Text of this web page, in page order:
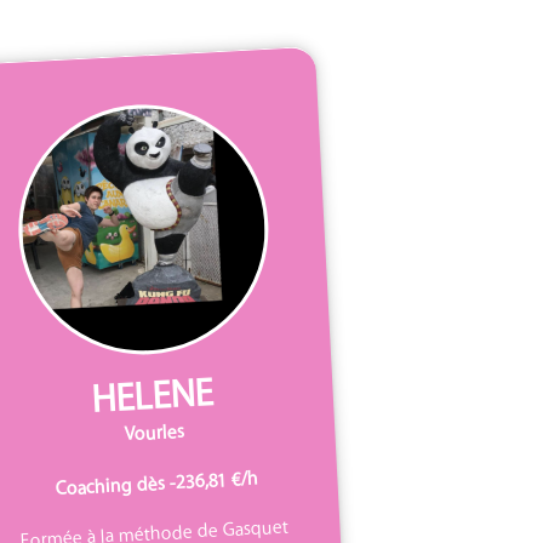
HELENE
Vourles
Coaching dès -236,81 €/h
Formée à la méthode de Gasquet